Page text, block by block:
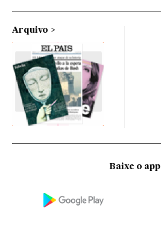
Arquivo
Baixe o app